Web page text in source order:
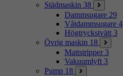
Städmaskin 38
Dammsugare 29
Våtdammsugare 4
Högtryckstvätt 3
Övrig maskin 18
Mattstripper 3
Vakuumlyft 3
Pump 18